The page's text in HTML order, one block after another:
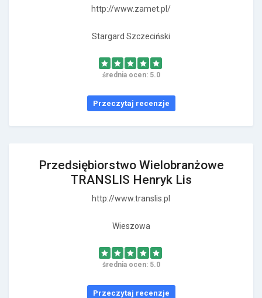
http://www.zamet.pl/
Stargard Szczeciński
średnia ocen: 5.0
Przeczytaj recenzje
Przedsiębiorstwo Wielobranżowe
TRANSLIS Henryk Lis
http://www.translis.pl
Wieszowa
średnia ocen: 5.0
Przeczytaj recenzje